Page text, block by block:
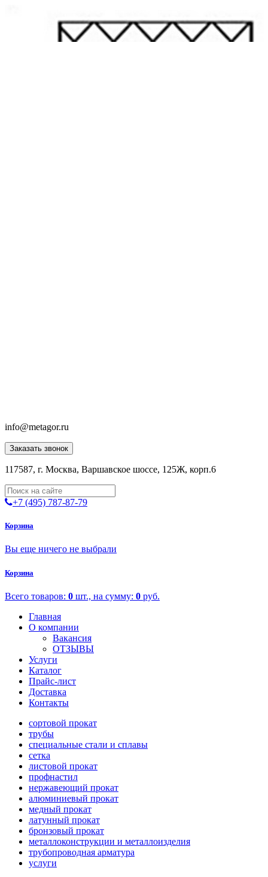
info@metagor.ru
Заказать звонок
117587, г. Москва, Варшавское шоссе, 125Ж, корп.6
+7 (495) 787-87-79
Корзина
Вы еще ничего не выбрали
Корзина
Всего товаров: 0 шт., на сумму: 0 руб.
Главная
О компании
Вакансия
ОТЗЫВЫ
Услуги
Каталог
Прайс-лист
Доставка
Контакты
сортовой прокат
трубы
специальные стали и сплавы
сетка
листовой прокат
профнастил
нержавеющий прокат
алюминиевый прокат
медный прокат
латунный прокат
бронзовый прокат
металлоконструкции и металлоизделия
трубопроводная арматура
услуги